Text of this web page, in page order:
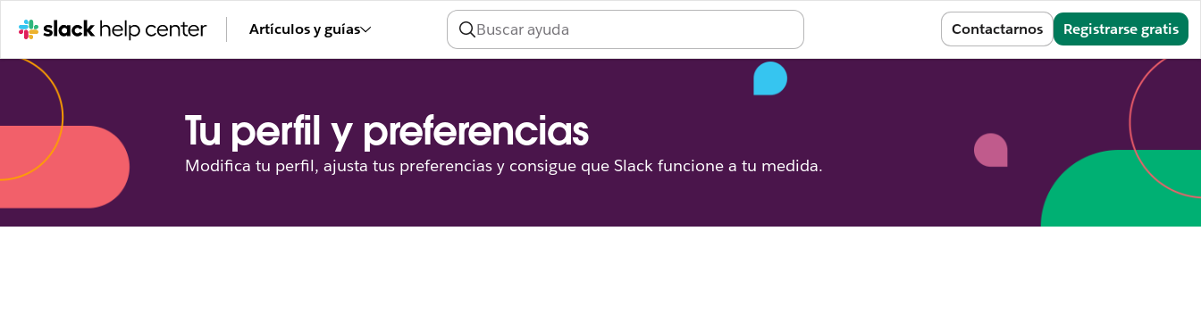
Artículos y guías Contactarnos Registrarse gratis
Tu perfil y preferencias
Modifica tu perfil, ajusta tus preferencias y consigue que Slack funcione a tu medida.